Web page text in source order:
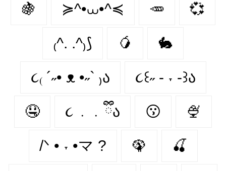
🍇 ≽^•⩊•^≼ 🥕 💞
₍^. .^₎⟆ 🥭 🐇
૮₍ ´˶• ᴥ •˶` ₎ა ૮꒰˶ - ˕ -꒱ა
🤤 ૮ ․ ․ ྀིა 😗 🍨
/ᐠ • ˕ •マ ? 🦚 🍒